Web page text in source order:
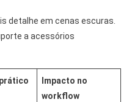
detalhe em cenas escuras.
a acessórios
Impacto no
workflow